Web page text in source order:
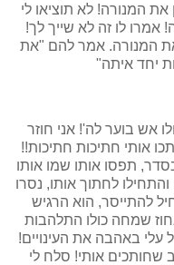
המנורה! לא תוציאו לי
אמרו לו זה לא שייך לך!
המנורה. אמר להם "את
יחד איתה"
אש בוער לה'! אני חוזר
אותי חתיכות חתיכות!!
תפסו אותו שמו אותו
לחתוך אותו, נסרו
להתייסר, הוא הרגיש
שמחה כולו התלהבות
עלי באהבה את העינויים!
שחותכים אותי! סלח לי